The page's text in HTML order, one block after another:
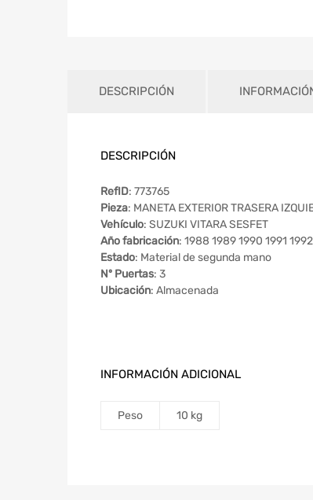
DESCRIPCIÓN
DESCRIPCIÓN
RefID: 773765
Pieza: MANETA EXTERIOR TRASERA
Vehículo: SUZUKI VITARA SESFET
Año fabricación: 1988 1989 1990 1991
Estado: Material de segunda mano
Nº Puertas: 3
Ubicación: Almacenada
INFORMACIÓN ADICIONAL
Peso 10 kg